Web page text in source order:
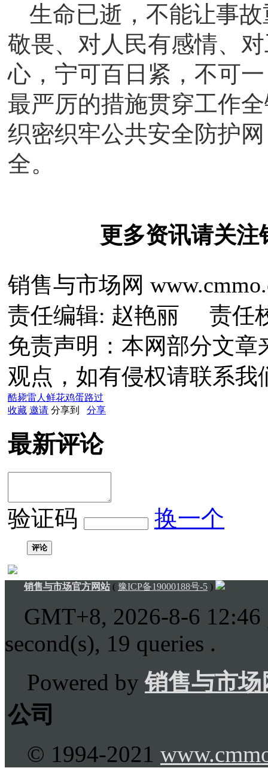
生命已逝，不能让事
敬畏、对人民有感情、
心，宁可百日紧，不可
最严厉的措施贯穿工作
织密织牢公共安全防护
全。
更多资讯请关注
销售与市场网
责任编辑: 赵艳丽 责任
免责声明：本网部分文
观点，如有侵权请联系我
酷毙雷人 鲜花鸡蛋路过
收藏 邀请 分享到 分享
最新评论
验证码 换一个
评论
销售与市场官方网站( 豫ICP备19000188号-5 )
GMT+8, 2026-8-6 12:46
second(s), 19 queries .
Powered by销售与市场
公司
© 1994-2021